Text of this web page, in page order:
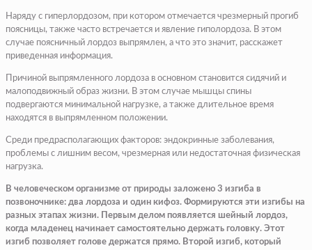
Наряду с гиперлордозом, при котором отмечается чрезмерный прогиб
поясницы, также часто встречается и явление гиполордоза. В этом
случае поясничный лордоз выпрямлен, а что это значит, расскажет
приведенная информация.
Причиной выпрямленного лордоза в основном становится сидячий и
малоподвижный образ жизни. В этом случае мышцы спины
подвергаются минимальной нагрузке, а также длительное время
находятся в выпрямленном положении.
Среди предрасполагающих факторов: эндокринные заболевания,
проблемы с лишним весом, чрезмерная или недостаточная физическая
нагрузка.
В человеческом организме от природы заложено 3 изгиба в
позвоночнике: два лордоза и один кифоз. Формируются эти изгибы на
разных этапах жизни. Первым делом появляется шейный лордоз,
когда младенец начинает самостоятельно держать головку. Этот
изгиб позволяет голове держатся прямо. Второй изгиб, который